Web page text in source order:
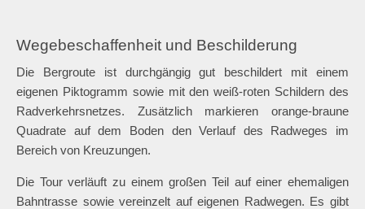
Wegebeschaffenheit und Beschilderung
Die Bergroute ist durchgängig gut beschildert mit einem
eigenen Piktogramm sowie mit den weiß-roten Schildern des
Radverkehrsnetzes. Zusätzlich markieren orange-braune
Quadrate auf dem Boden den Verlauf des Radweges im
Bereich von Kreuzungen.
Die Tour verläuft zu einem großen Teil auf einer ehemaligen
Bahntrasse sowie vereinzelt auf eigenen Radwegen. Es gibt